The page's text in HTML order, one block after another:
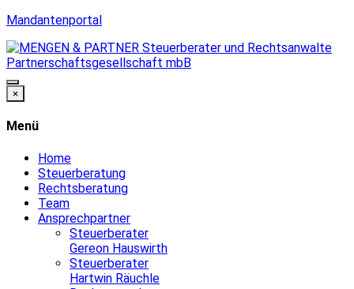
Mandantenportal
×
Menü
Home
Steuerberatung
Rechtsberatung
Team
Ansprechpartner
Steuerberater
Gereon Hauswirth
Steuerberater
Hartwin Räuchle